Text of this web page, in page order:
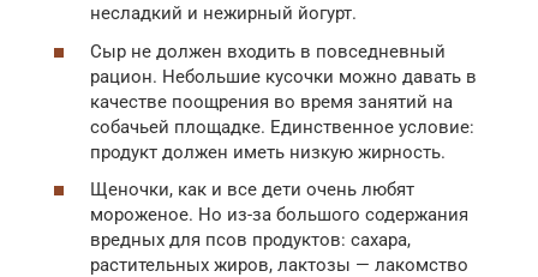
несладкий и нежирный йогурт.
Сыр не должен входить в повседневный
рацион. Небольшие кусочки можно давать в
качестве поощрения во время занятий на
собачьей площадке. Единственное условие:
продукт должен иметь низкую жирность.
Щеночки, как и все дети очень любят
мороженое. Но из-за большого содержания
вредных для псов продуктов: сахара,
растительных жиров, лактозы — лакомство